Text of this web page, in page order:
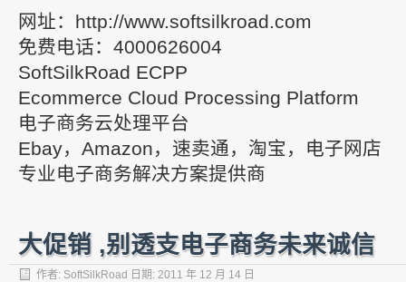
网址：http://www.softsilkroad.com
免费电话：4000626004
SoftSilkRoad ECPP
Ecommerce Cloud Processing Platform
电子商务云处理平台
Ebay，Amazon，速卖通，淘宝，电子网店
专业电子商务解决方案提供商
大促销 ,别透支电子商务未来诚信
作者: SoftSilkRoad 日期: 2011 年 12 月 14 日